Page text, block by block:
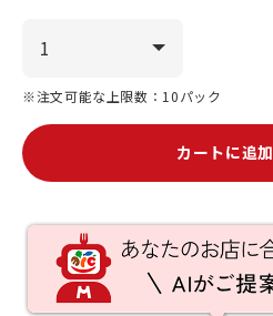
※注文可能な上限数：10パック
カートに追加